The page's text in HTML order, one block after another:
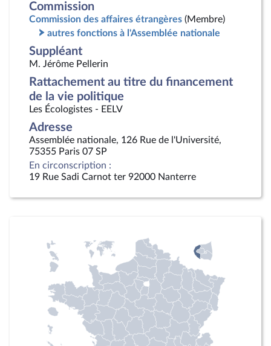
Commission
Commission des affaires étrangères (Membre)
autres fonctions à l'Assemblée nationale
Suppléant
M. Jérôme Pellerin
Rattachement au titre du financement
de la vie politique
Les Écologistes - EELV
Adresse
Assemblée nationale, 126 Rue de l'Université,
75355 Paris 07 SP
En circonscription :
19 Rue Sadi Carnot ter 92000 Nanterre